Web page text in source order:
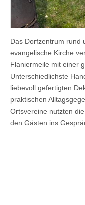
Das Dorfzentrum rund
evangelische Kirche
Flaniermeile mit einer
Unterschiedlichste
liebevoll gefertigten
praktischen
Ortsvereine nutzten
den Gästen ins